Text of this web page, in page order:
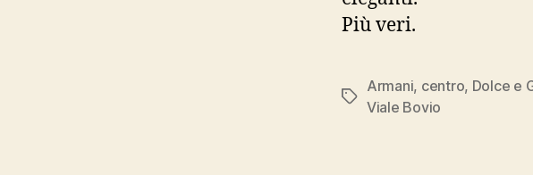
Più veri.
Tag
Armani, centro, Dolce e
Viale Bovio